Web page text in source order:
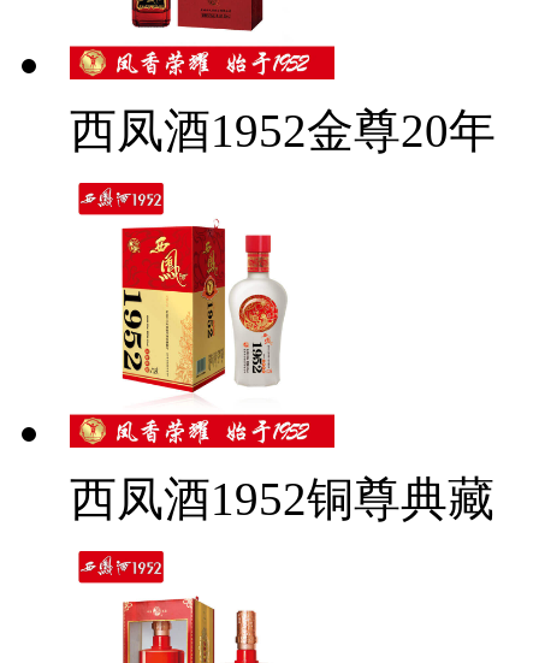
西凤酒1952金尊20年
西凤酒1952铜尊典藏